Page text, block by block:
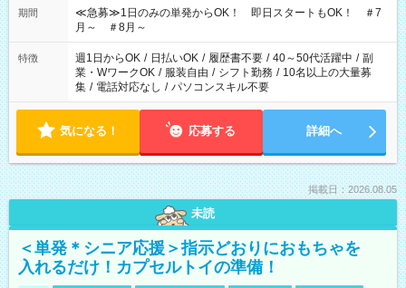
期間
≪急募≫1日のみの単発からOK！ 即日スタートもOK！ ＃7
月～ ＃8月～
特徴 週1日からOK / 日払いOK / 履歴書不要 / 40～50代活躍中 / 副
業・WワークOK / 服装自由 / シフト勤務 / 10名以上の大量募
集 / 電話対応なし / パソコンスキル不要
気になる！ 応募する 詳細へ
掲載日：2026.08.05
未読
＜単発＊シニア応援＞指示どおりにおもちゃを
入れるだけ！カプセルトイの準備！